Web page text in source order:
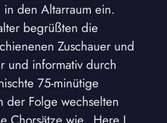
in den Altarraum ein.
begrüßten die
Zuschauer und
und informativ durch
75-minütige
der Folge wechselten